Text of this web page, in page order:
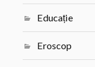
Educație
Eroscop